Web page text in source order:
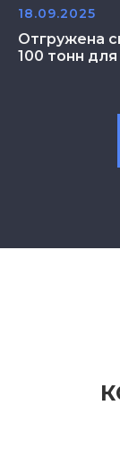
18.09.2025
Отгружена
100 тонн